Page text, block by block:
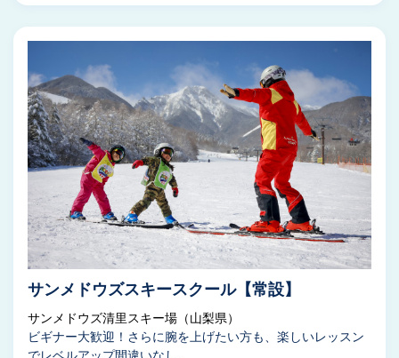
サンメドウズスキースクール【常設】
サンメドウズ清里スキー場（山梨県）
ビギナー大歓迎！さらに腕を上げたい方も、楽しいレッスン